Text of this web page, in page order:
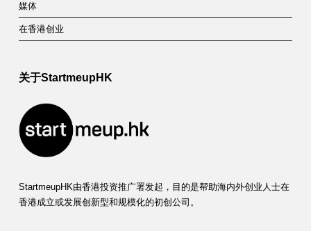
o
r
y
：
C
o
s
媒体
在香港创业
关于StartmeupHK
StartmeupHK由香港投资推广署发起，目的是帮助海内外创业人士在
香港成立或发展创新型和规模化的初创公司。